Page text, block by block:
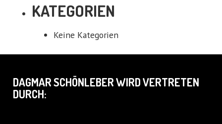
KATEGORIEN
Keine Kategorien
DAGMAR SCHÖNLEBER WIRD VERTRETEN
DURCH: